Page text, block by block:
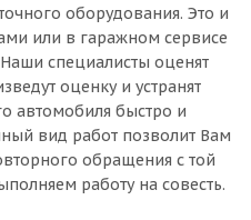
оборудования. Это и
или в гаражном сервисе
специалисты оценят
оценку и устранят
автомобиля быстро и
вид работ позволит Вам
обращения с той
работу на совесть.